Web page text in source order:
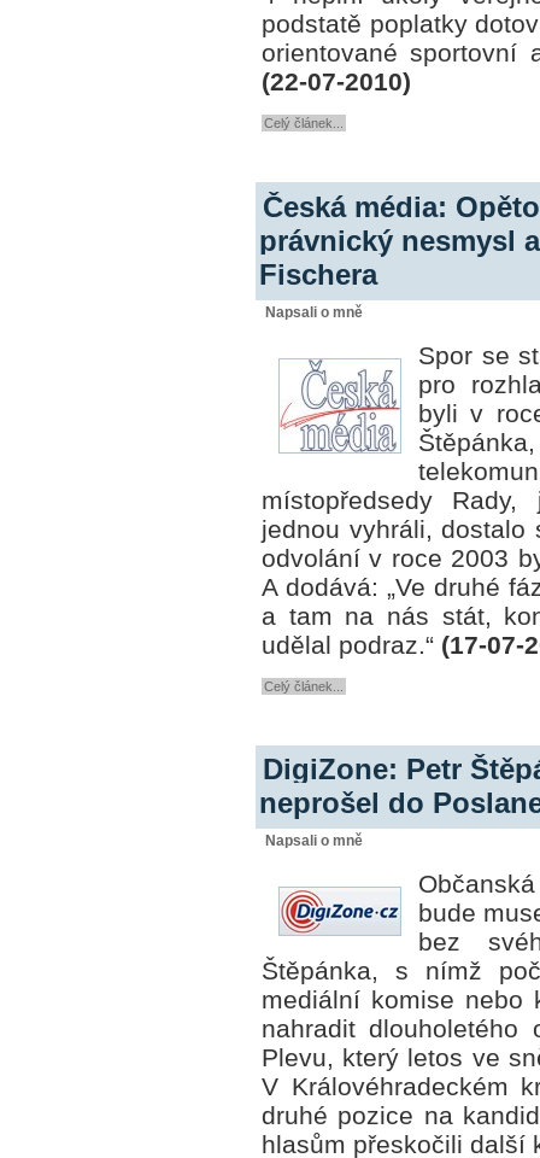
podstatě poplatky
orientované sportovní
(22-07-2010)
Celý článek...
Česká média:
právnický nesmysl
Fischera
Napsali o mně
Spor se
pro
byli v
místopředsedy
jednou vyhráli, dostalo
odvolání v roce 2003
A dodává: „Ve druhé
a tam na nás stát,
udělal podraz.“ (17-07-
Celý článek...
DigiZone: Petr
neprošel do
Napsali o mně
bude
bez
Štěpánka, s nímž
mediální komise nebo
nahradit dlouholetého
Plevu, který letos ve
V Královéhradeckém
druhé pozice na
hlasům přeskočili další